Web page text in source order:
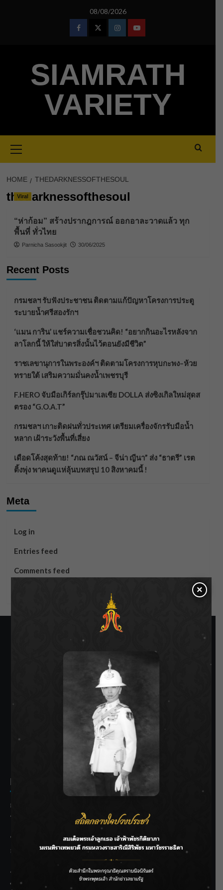
08/08/2026
FacebookTwitterInstagramYoutube
SIAMRATH
VARIETY
Menu
HOME THEDARKNESSOFTHESOUL
thedarknessofthesoul
Viral
“ห่าก้อม” สร้างปรากฎการณ์ ออกอาละวาดแล้ว ทุก
พื้นที่ ทั่วไทย
Parnicha Sasookjit 30/06/2025
Recent Posts
กรมชลฯ รับฟังประชาชน ติดตามแก้ปัญหาโครงการประตู
ระบายน้ำศรีสองรักฯ
‘แมน การิน’ แชร์ความเชื่อชวนคิด! “อยากกินอะไรหลังจาก
ลาโลกนี้ ให้ใส่บาตรสิ่งนั้นไว้ตอนยังมีชีวิต”
ราชเลขานุการในพระองค์ฯ ติดตามโครงการหุบกะพง–ห้วย
ทรายใต้ เสริมความมั่นคงน้ำเพชรบุรี
F.HERO จับมือเกิร์ลกรุ๊ปมาเลเซีย DOLLA ส่งซิงเกิลใหม่สุดส
ตรอง “G.O.A.T”
กรมชลฯ เกาะติดฝนทั่วประเทศ เตรียมเครื่องจักรรับมือน้ำ
หลาก เฝ้าระวังพื้นที่เสี่ยง
เดือดโค้งสุดท้าย! “ภณ ณวัสน์ – จีน่า ญีนา” ส่ง “ธาตรี” เรต
ติ้งพุ่ง พาคนดูแห่ลุ้นบทสรุป 10 สิงหาคมนี้ !
Meta
Log in
Entries feed
Comments feed
SIAMRATH VARIETY
THE BEST ENTERTAINMENT
Recent Posts
กรมชลฯ รับฟังประชาชน ติดตามแก้ปัญหาโครงการประตู
ระบายน้ำศรีสองรักฯ
‘แมน การิน’ แชร์ความเชื่อชวนคิด! “อยากกินอะไรหลังจาก
ลาโลกนี้ ให้ใส่บาตรสิ่งนั้นไว้ตอนยังมีชีวิต”
ราชเลขานุการในพระองค์ฯ ติดตามโครงการหุบกะพง–ห้วย
ทรายใต้ เสริมความมั่นคงน้ำเพชรบุรี
×